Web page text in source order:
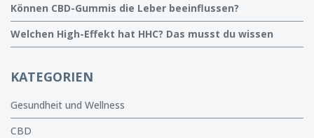
Können CBD-Gummis die Leber beeinflussen?
Welchen High-Effekt hat HHC? Das musst du wissen
KATEGORIEN
Gesundheit und Wellness
CBD